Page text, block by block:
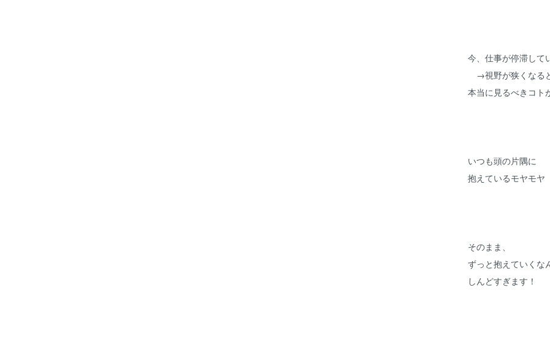
今、仕事が停滞して
→視野が狭くなる
本当に見るべきコト
いつも頭の片隅に
抱えているモヤモヤ
そのまま、
ずっと抱えていくな
しんどすぎます！